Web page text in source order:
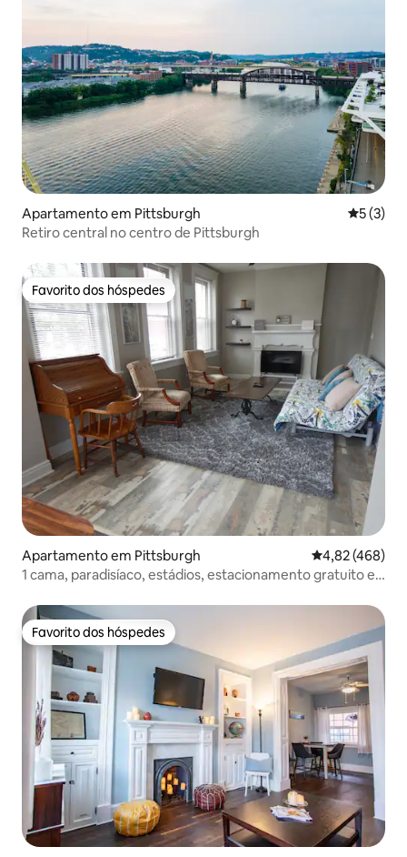
Apartamento em Pittsburgh
5 (3)
Retiro central no centro de Pittsburgh
Favorito dos hóspedes
Favorito dos hóspedes
Apartamento em Pittsburgh Classificação
4,82 (468)
1 cama, paradisíaco, estádios, estacionamento gratuito e
Favorito dos hóspedes
Favorito dos hóspedes